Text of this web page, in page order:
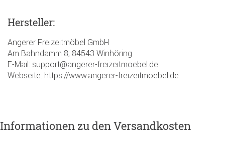
Hersteller:
Angerer Freizeitmöbel GmbH
Am Bahndamm 8, 84543 Winhöring
E-Mail: support@angerer-freizeitmoebel.de
Webseite: https://www.angerer-freizeitmoebel.de
Informationen zu den Versandkosten